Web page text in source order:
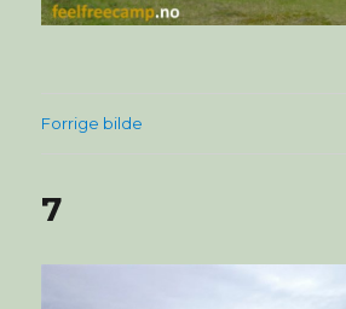
Forrige bilde
7